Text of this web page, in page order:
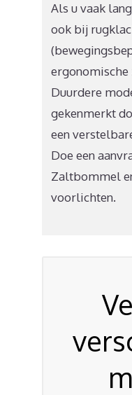
Als u vaak
ook bij
ergonomische
Duurdere
gekenmerkt
een
Doe een
Zaltbommel
voorlichten.